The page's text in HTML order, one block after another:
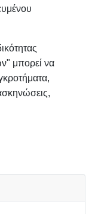
μπορεί να